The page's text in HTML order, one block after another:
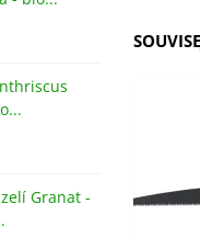
Granat -